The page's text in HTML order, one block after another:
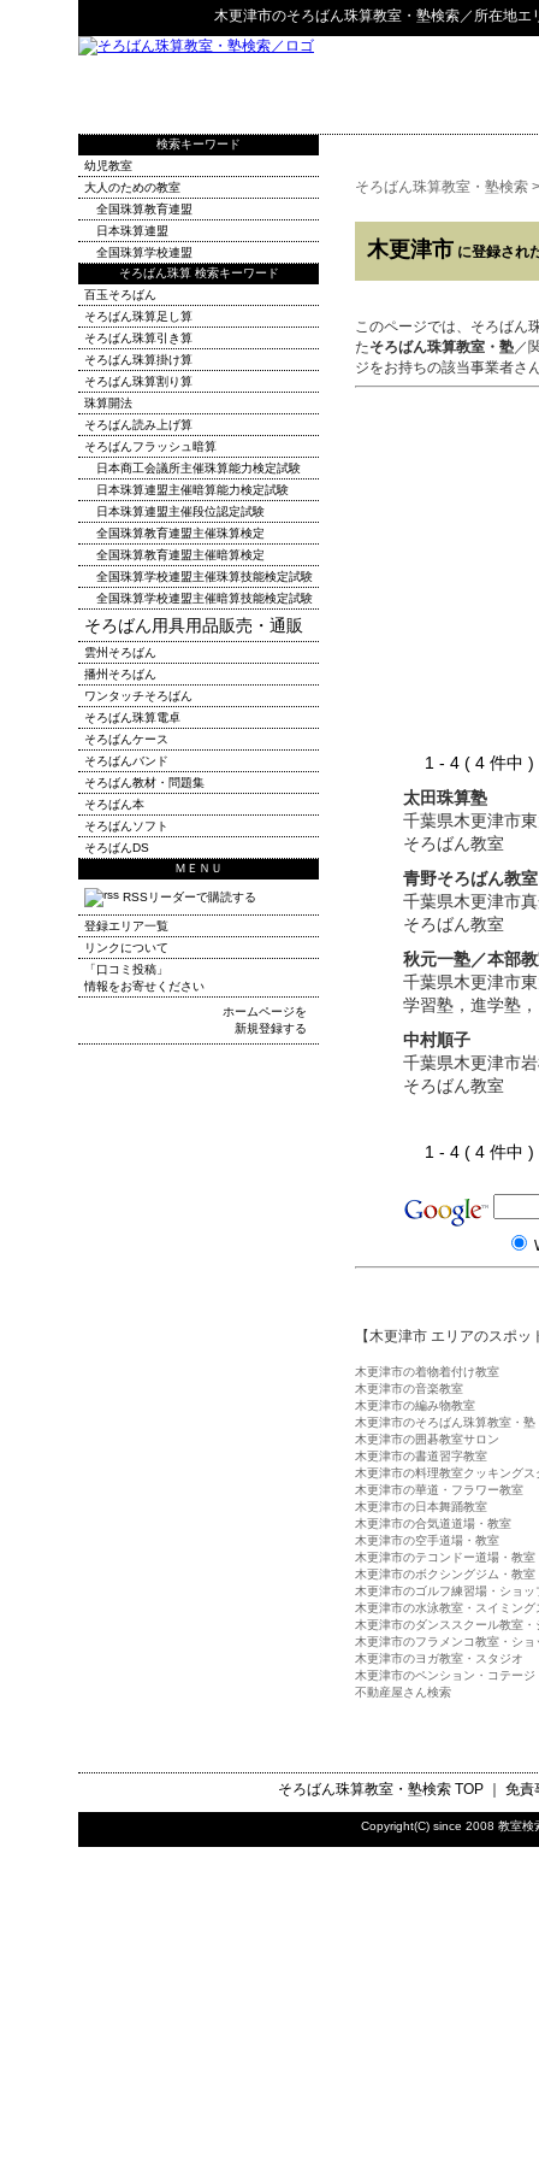
木更津市のそろばん珠算教室・塾検索／所在地エ
そろばん珠算教室・塾検索
木更津市 に登録され
このページでは、そろばん
たそろばん珠算教室・塾／
ジをお持ちの該当事業者さ
1 - 4 ( 4 件
太田珠算塾
千葉県木更津市
そろばん教室
青野そろばん教室
千葉県木更津市
そろばん教室
秋元一塾／本部
千葉県木更津市
学習塾，進学塾
中村順子
千葉県木更津市
そろばん教室
1 - 4 ( 4 件
【木更津市 エリアのスポッ
木更津市の着物着付け教室
木更津市の音楽教室
木更津市の編み物教室
木更津市のそろばん珠算教室・塾
木更津市の囲碁教室サロン
木更津市の書道習字教室
木更津市の料理教室クッキングス
木更津市の華道・フラワー教室
木更津市の日本舞踊教室
木更津市の合気道道場・教室
木更津市の空手道場・教室
木更津市のテコンドー道場・教室
木更津市のボクシングジム・教室
木更津市のゴルフ練習場・ショッ
木更津市の水泳教室・スイミング
木更津市のダンススクール教室・
木更津市のフラメンコ教室・ショ
木更津市のヨガ教室・スタジオ
木更津市のペンション・コテージ
不動産屋さん検索
検索キーワード
幼児教室
大人のための教室
全国珠算教育連盟
日本珠算連盟
全国珠算学校連盟
そろばん珠算 検索キーワード
百玉そろばん
そろばん珠算足し算
そろばん珠算引き算
そろばん珠算掛け算
そろばん珠算割り算
珠算開法
そろばん読み上げ算
そろばんフラッシュ暗算
日本商工会議所主催珠算能力検定試験
日本珠算連盟主催暗算能力検定試験
日本珠算連盟主催段位認定試験
全国珠算教育連盟主催珠算検定
全国珠算教育連盟主催暗算検定
全国珠算学校連盟主催珠算技能検定試験
全国珠算学校連盟主催暗算技能検定試験
そろばん用具用品販売・通販
雲州そろばん
播州そろばん
ワンタッチそろばん
そろばん珠算電卓
そろばんケース
そろばんバンド
そろばん教材・問題集
そろばん本
そろばんソフト
そろばんDS
ＭＥＮＵ
RSSリーダーで購読する
登録エリア一覧
リンクについて
「口コミ投稿」
情報をお寄せください
ホームページを
新規登録する
そろばん珠算教室・塾検索TOP ｜ 免責
Copyright(C) since 2008 教室検